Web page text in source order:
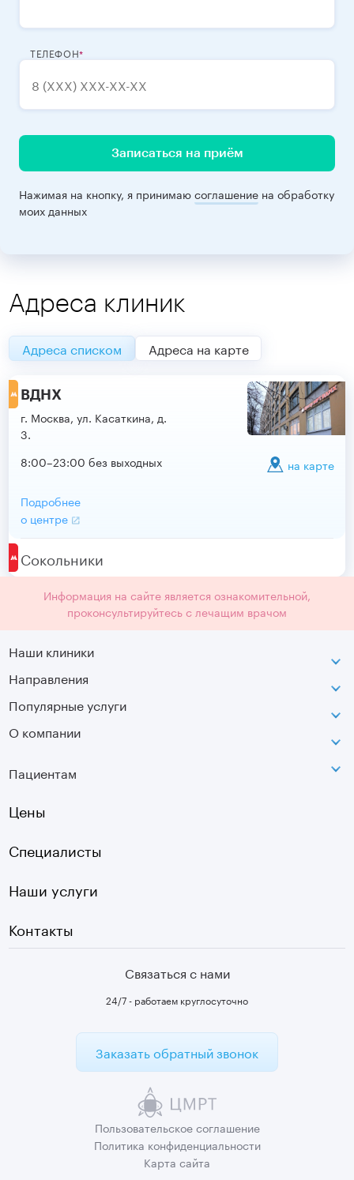
ТЕЛЕФОН
Записаться на приём
Нажимая на кнопку, я принимаюсоглашение на обработку
моих данных
Адреса клиник
Адреса списком Адреса на карте
ВДНХ
г. Москва, ул. Касаткина, д.
3.
на карте
8:00–23:00 без выходных
Подробнее
о центре
Сокольники
Информация на сайте является ознакомительной,
проконсультируйтесь с лечащим врачом
Наши клиники
ВДНХ
г. Москва, ул. Стромынка, д. 11
Направления
Неврология
Ортопедия-травматология
Популярные услуги
МРТ
УЗИ
Плазмотерапия суставов
О компании
Инфо
Пациентам
Первичный прием
Цены
Специалисты
Наши услуги
Контакты
Связаться с нами
24/7 - работаем круглосуточно
Заказать обратный звонок
Пользовательскоесоглашение
Политика конфиденциальности
Карта сайта